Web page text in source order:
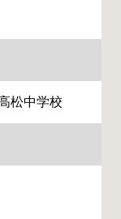
松中学校